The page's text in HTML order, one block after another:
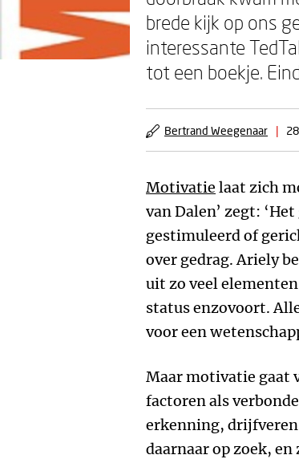
brede kijk op ons
interessante
tot een boekje.
Bertrand Weegenaar |
Motivatie laat zich
van Dalen’ zegt:
gestimuleerd of
over gedrag. Ariely
uit zo veel
status enzovoort.
voor een
Maar motivatie gaat
factoren als
erkenning,
daarnaar op zoek,